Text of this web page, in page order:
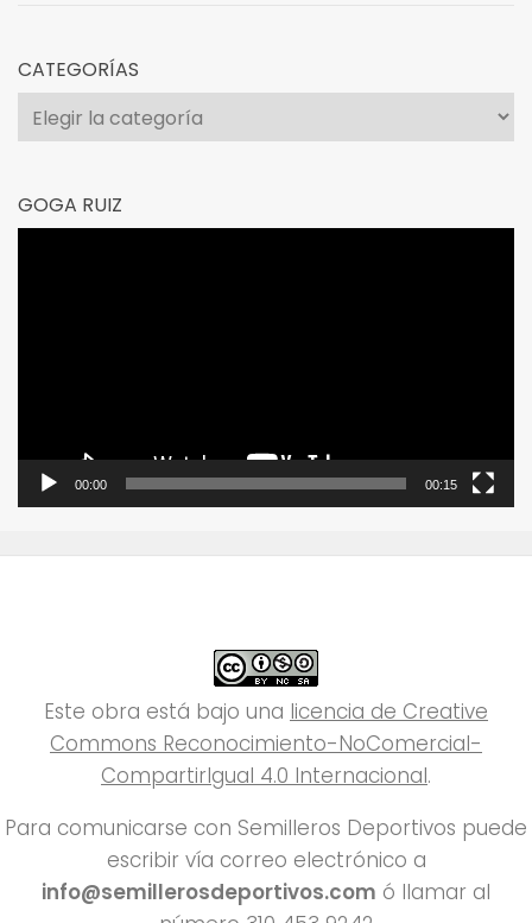
CATEGORÍAS
Categorías
GOGA RUIZ
00:00 00:15
Este obra está bajo una licencia de Creative
Commons Reconocimiento-NoComercial-
CompartirIgual 4.0 Internacional.
Para comunicarse con Semilleros Deportivos puede
escribir vía correo electrónico a
info@semillerosdeportivos.com ó llamar al